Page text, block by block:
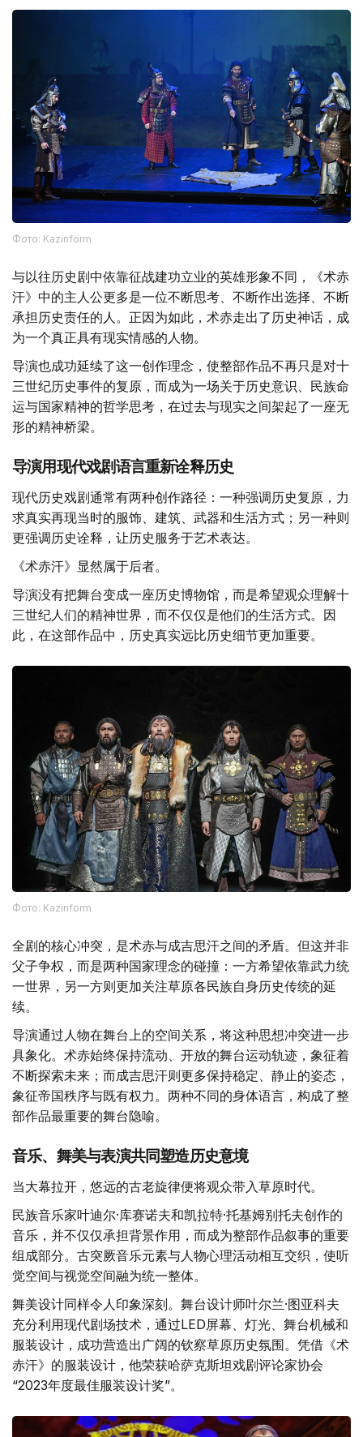
Фото: Kazinform
与以往历史剧中依靠征战建功立业的英雄形象不同，《术赤
汗》中的主人公更多是一位不断思考、不断作出选择、不断
承担历史责任的人。正因为如此，术赤走出了历史神话，成
为一个真正具有现实情感的人物。
导演也成功延续了这一创作理念，使整部作品不再只是对十
三世纪历史事件的复原，而成为一场关于历史意识、民族命
运与国家精神的哲学思考，在过去与现实之间架起了一座无
形的精神桥梁。
导演用现代戏剧语言重新诠释历史
现代历史戏剧通常有两种创作路径：一种强调历史复原，力
求真实再现当时的服饰、建筑、武器和生活方式；另一种则
更强调历史诠释，让历史服务于艺术表达。
《术赤汗》显然属于后者。
导演没有把舞台变成一座历史博物馆，而是希望观众理解十
三世纪人们的精神世界，而不仅仅是他们的生活方式。因
此，在这部作品中，历史真实远比历史细节更加重要。
Фото: Kazinform
全剧的核心冲突，是术赤与成吉思汗之间的矛盾。但这并非
父子争权，而是两种国家理念的碰撞：一方希望依靠武力统
一世界，另一方则更加关注草原各民族自身历史传统的延
续。
导演通过人物在舞台上的空间关系，将这种思想冲突进一步
具象化。术赤始终保持流动、开放的舞台运动轨迹，象征着
不断探索未来；而成吉思汗则更多保持稳定、静止的姿态，
象征帝国秩序与既有权力。两种不同的身体语言，构成了整
部作品最重要的舞台隐喻。
音乐、舞美与表演共同塑造历史意境
当大幕拉开，悠远的古老旋律便将观众带入草原时代。
民族音乐家叶迪尔·库赛诺夫和凯拉特·托基姆别托夫创作的
音乐，并不仅仅承担背景作用，而成为整部作品叙事的重要
组成部分。古突厥音乐元素与人物心理活动相互交织，使听
觉空间与视觉空间融为统一整体。
舞美设计同样令人印象深刻。舞台设计师叶尔兰·图亚科夫
充分利用现代剧场技术，通过LED屏幕、灯光、舞台机械和
服装设计，成功营造出广阔的钦察草原历史氛围。凭借《术
赤汗》的服装设计，他荣获哈萨克斯坦戏剧评论家协会
“2023年度最佳服装设计奖”。